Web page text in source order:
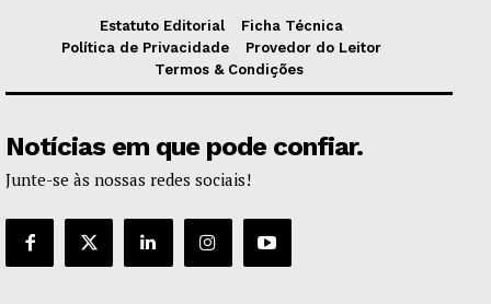
Estatuto Editorial
Ficha Técnica
Política de Privacidade
Provedor do Leitor
Termos & Condições
Notícias em que pode confiar.
Junte-se às nossas redes sociais!